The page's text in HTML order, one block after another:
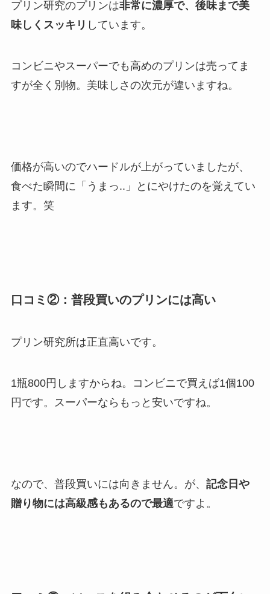
プリン研究のプリンは非常に濃厚で、後味まで美
味しくスッキリ しています。
コンビニやスーパーでも高めのプリンは売ってま
すが全く別物。美味しさの次元が違いますね。
価格が高いのでハードルが上がっていましたが、
食べた瞬間に「うまっ..」とにやけたのを覚えてい
ます。笑
口コミ②：普段買いのプリンには高い
プリン研究所は正直高いです。
1瓶800円しますからね。コンビニで買えば1個100
円です。スーパーならもっと安いですね。
なので、普段買いには向きません。が、 記念日や
贈り物には高級感もあるので最適ですよ。